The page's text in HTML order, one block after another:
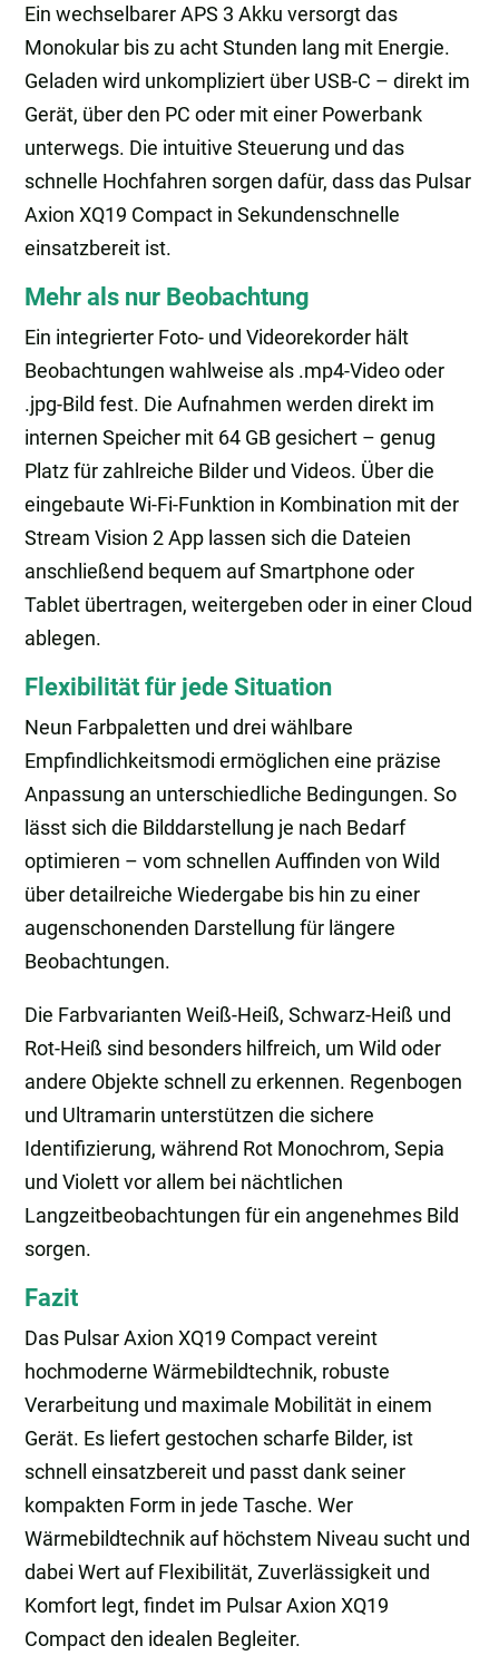
Ein wechselbarer APS 3 Akku versorgt das
Monokular bis zu acht Stunden lang mit Energie.
Geladen wird unkompliziert über USB-C – direkt im
Gerät, über den PC oder mit einer Powerbank
unterwegs. Die intuitive Steuerung und das
schnelle Hochfahren sorgen dafür, dass das Pulsar
Axion XQ19 Compact in Sekundenschnelle
einsatzbereit ist.
Mehr als nur Beobachtung
Ein integrierter Foto- und Videorekorder hält
Beobachtungen wahlweise als .mp4-Video oder
.jpg-Bild fest. Die Aufnahmen werden direkt im
internen Speicher mit 64 GB gesichert – genug
Platz für zahlreiche Bilder und Videos. Über die
eingebaute Wi-Fi-Funktion in Kombination mit der
Stream Vision 2 App lassen sich die Dateien
anschließend bequem auf Smartphone oder
Tablet übertragen, weitergeben oder in einer Cloud
ablegen.
Flexibilität für jede Situation
Neun Farbpaletten und drei wählbare
Empfindlichkeitsmodi ermöglichen eine präzise
Anpassung an unterschiedliche Bedingungen. So
lässt sich die Bilddarstellung je nach Bedarf
optimieren – vom schnellen Auffinden von Wild
über detailreiche Wiedergabe bis hin zu einer
augenschonenden Darstellung für längere
Beobachtungen.
Die Farbvarianten Weiß-Heiß, Schwarz-Heiß und
Rot-Heiß sind besonders hilfreich, um Wild oder
andere Objekte schnell zu erkennen. Regenbogen
und Ultramarin unterstützen die sichere
Identifizierung, während Rot Monochrom, Sepia
und Violett vor allem bei nächtlichen
Langzeitbeobachtungen für ein angenehmes Bild
sorgen.
Fazit
Das Pulsar Axion XQ19 Compact vereint
hochmoderne Wärmebildtechnik, robuste
Verarbeitung und maximale Mobilität in einem
Gerät. Es liefert gestochen scharfe Bilder, ist
schnell einsatzbereit und passt dank seiner
kompakten Form in jede Tasche. Wer
Wärmebildtechnik auf höchstem Niveau sucht und
dabei Wert auf Flexibilität, Zuverlässigkeit und
Komfort legt, findet im Pulsar Axion XQ19
Compact den idealen Begleiter.